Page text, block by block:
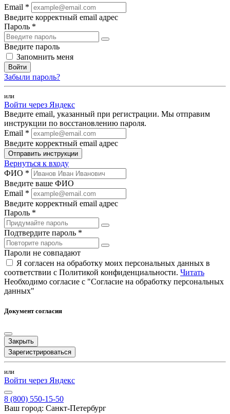
Email *
Введите корректный email адрес
Пароль *
Введите пароль
Запомнить меня
Войти
Забыли пароль?
или
Войти через Яндекс
Введите email, указанный при регистрации. Мы отправим
инструкции по восстановлению пароля.
Email *
Введите корректный email адрес
Отправить инструкции
Вернуться к входу
ФИО *
Введите ваше ФИО
Email *
Введите корректный email адрес
Пароль *
Подтвердите пароль *
Пароли не совпадают
Я согласен на обработку моих персональных данных в
соответствии с Политикой конфиденциальности. Читать
Необходимо согласие с "Согласие на обработку персональных
данных"
Документ согласия
Закрыть
Зарегистрироваться
или
Войти через Яндекс
8 (800) 550-15-50
Ваш город: Санкт-Петербург